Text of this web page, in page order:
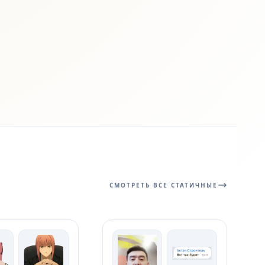
СМОТРЕТЬ ВСЕ СТАТИЧНЫЕ